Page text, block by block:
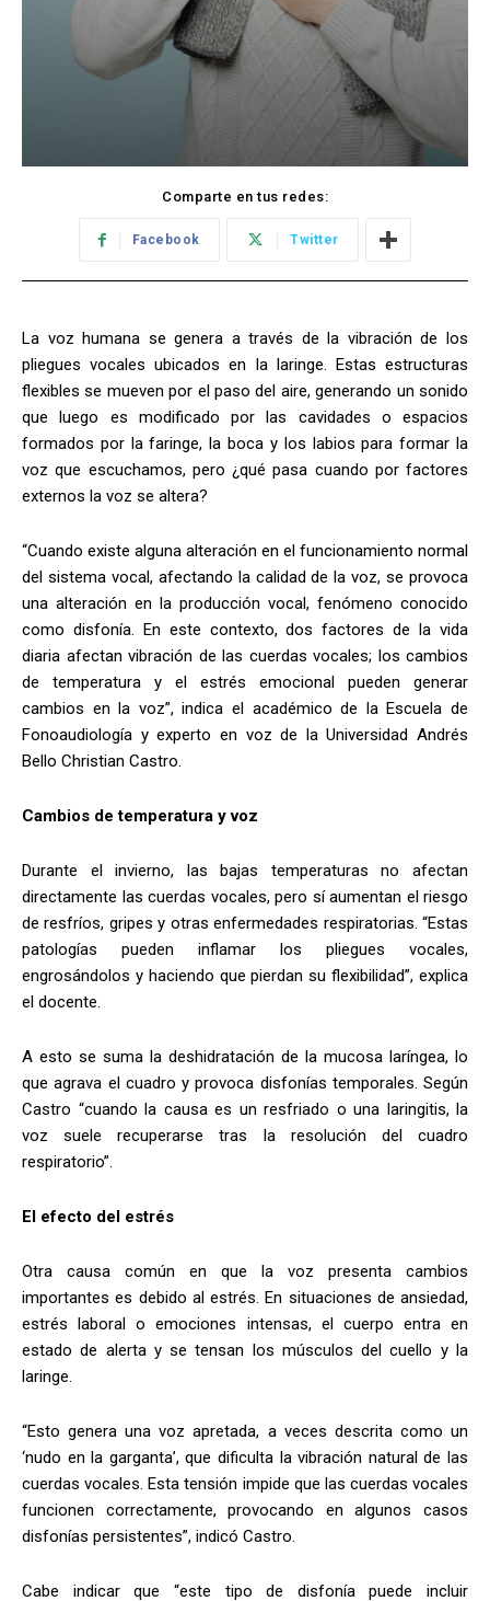
Comparte en tus redes:
Facebook Twitter
La voz humana se genera a través de la vibración de los
pliegues vocales ubicados en la laringe. Estas estructuras
flexibles se mueven por el paso del aire, generando un sonido
que luego es modificado por las cavidades o espacios
formados por la faringe, la boca y los labios para formar la
voz que escuchamos, pero ¿qué pasa cuando por factores
externos la voz se altera?
“Cuando existe alguna alteración en el funcionamiento normal
del sistema vocal, afectando la calidad de la voz, se provoca
una alteración en la producción vocal, fenómeno conocido
como disfonía. En este contexto, dos factores de la vida
diaria afectan vibración de las cuerdas vocales; los cambios
de temperatura y el estrés emocional pueden generar
cambios en la voz”, indica el académico de la Escuela de
Fonoaudiología y experto en voz de la Universidad Andrés
Bello Christian Castro.
Cambios de temperatura y voz
Durante el invierno, las bajas temperaturas no afectan
directamente las cuerdas vocales, pero sí aumentan el riesgo
de resfríos, gripes y otras enfermedades respiratorias. “Estas
patologías pueden inflamar los pliegues vocales,
engrosándolos y haciendo que pierdan su flexibilidad”, explica
el docente.
A esto se suma la deshidratación de la mucosa laríngea, lo
que agrava el cuadro y provoca disfonías temporales. Según
Castro “cuando la causa es un resfriado o una laringitis, la
voz suele recuperarse tras la resolución del cuadro
respiratorio”.
El efecto del estrés
Otra causa común en que la voz presenta cambios
importantes es debido al estrés. En situaciones de ansiedad,
estrés laboral o emociones intensas, el cuerpo entra en
estado de alerta y se tensan los músculos del cuello y la
laringe.
“Esto genera una voz apretada, a veces descrita como un
‘nudo en la garganta’, que dificulta la vibración natural de las
cuerdas vocales. Esta tensión impide que las cuerdas vocales
funcionen correctamente, provocando en algunos casos
disfonías persistentes”, indicó Castro.
Cabe indicar que “este tipo de disfonía puede incluir